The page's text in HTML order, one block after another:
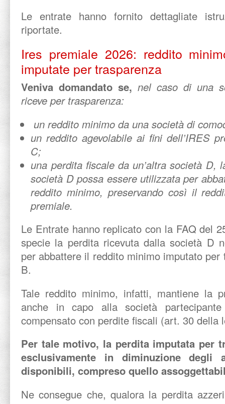
Le entrate hanno fornito dettagliate
riportate.
Ires premiale 2026: reddito
imputate per trasparenza
Veniva domandato se, nel caso di una
riceve per trasparenza:
un reddito minimo da una società di
un reddito agevolabile ai fini dell’IRES
C;
una perdita fiscale da un’altra società D,
società D possa essere utilizzata per
reddito minimo, preservando così il
premiale.
Le Entrate hanno replicato con la FAQ del
specie la perdita ricevuta dalla società D
per abbattere il reddito minimo imputato
B.
Tale reddito minimo, infatti, mantiene la
anche in capo alla società
compensato con perdite fiscali (art. 30
Per tale motivo, la perdita imputata per
esclusivamente in diminuzione
disponibili, compreso quello
Ne consegue che, qualora la perdita